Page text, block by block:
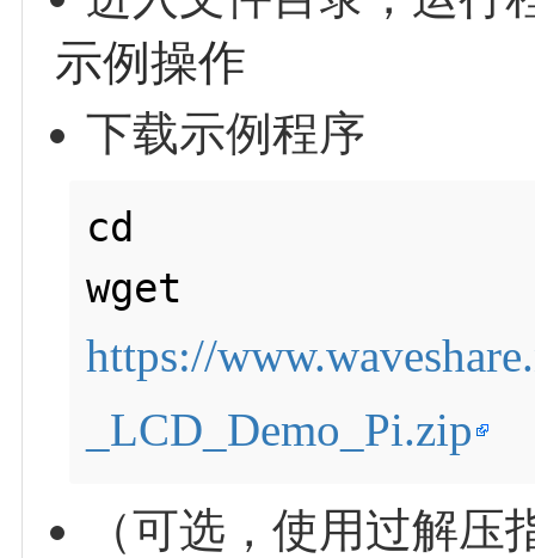
示例操作
下载示例程序
cd
https://
_LCD_Demo_Pi.zip
（可选，使用过解